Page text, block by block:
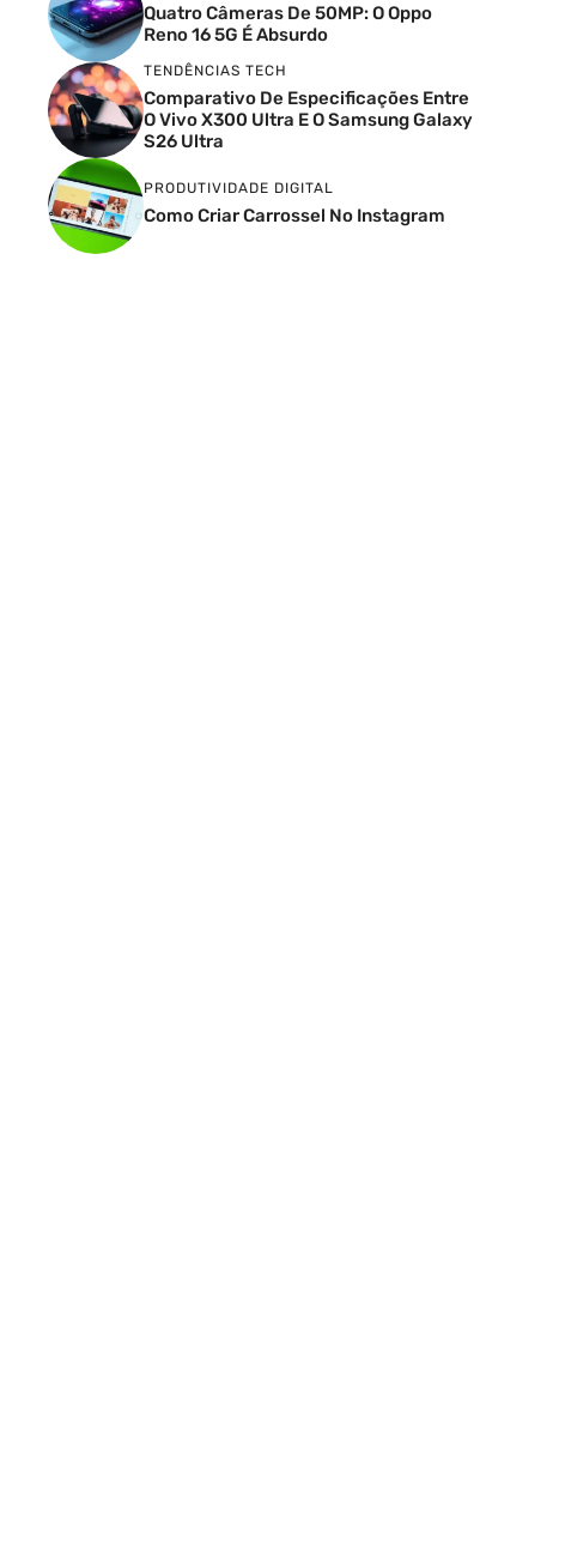
Quatro Câmeras De 50MP: O Oppo
Reno 16 5G É Absurdo
TENDÊNCIAS TECH
Comparativo De Especificações Entre
O Vivo X300 Ultra E O Samsung Galaxy
S26 Ultra
PRODUTIVIDADE DIGITAL
Como Criar Carrossel No Instagram